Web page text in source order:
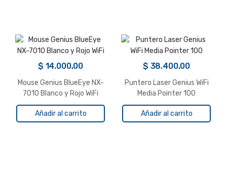
$ 14.000,00
Mouse Genius BlueEye NX-
7010 Blanco y Rojo WiFi
Añadir al carrito
$ 38.400,00
Puntero Laser Genius WiFi
Media Pointer 100
Añadir al carrito